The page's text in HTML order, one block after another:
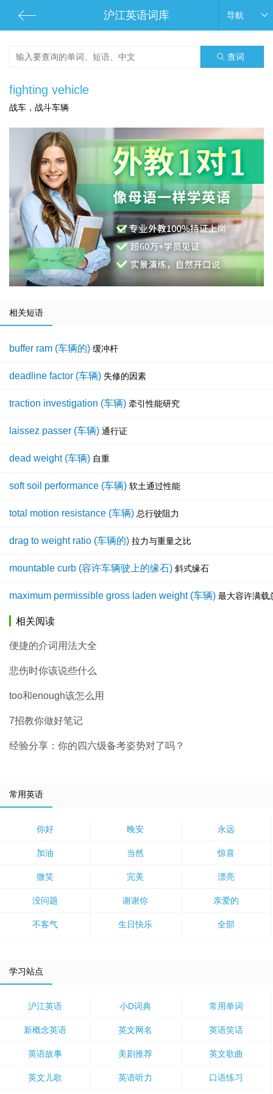
沪江英语词库 导航
查词
fighting vehicle
战车，战斗车辆
相关短语
buffer ram (车辆的) 缓冲杆
deadline factor (车辆) 失修的因素
traction investigation (车辆) 牵引性能研究
laissez passer (车辆) 通行证
dead weight (车辆) 自重
soft soil performance (车辆) 软土通过性能
total motion resistance (车辆) 总行驶阻力
drag to weight ratio (车辆的) 拉力与重量之比
mountable curb (容许车辆驶上的缘石) 斜式缘石
maximum permissible gross laden weight (车辆) 最大容许满载
相关阅读
便捷的介词用法大全
悲伤时你该说些什么
too和enough该怎么用
7招教你做好笔记
经验分享：你的四六级备考姿势对了吗？
常用英语
你好 晚安 永远
加油 当然 惊喜
微笑 完美 漂亮
没问题 谢谢你 亲爱的
不客气 生日快乐 全部
学习站点
沪江英语 小D词典 常用单词
新概念英语 英文网名 英语笑话
英语故事 美剧推荐 英文歌曲
英文儿歌 英语听力 口语练习